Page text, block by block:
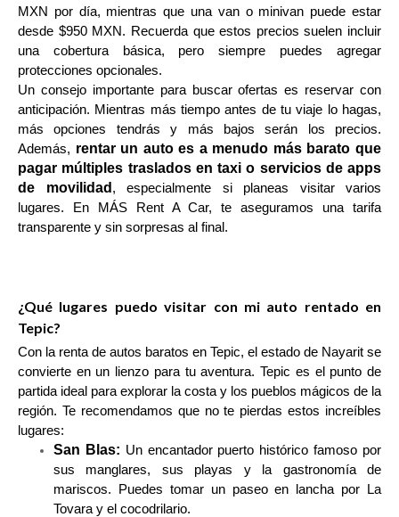
MXN por día, mientras que una van o minivan puede estar
desde $950 MXN. Recuerda que estos precios suelen incluir
una cobertura básica, pero siempre puedes agregar
protecciones opcionales.
Un consejo importante para buscar ofertas es reservar con
anticipación. Mientras más tiempo antes de tu viaje lo hagas,
más opciones tendrás y más bajos serán los precios.
Además, rentar un auto es a menudo más barato que
pagar múltiples traslados en taxi o servicios de apps
de movilidad , especialmente si planeas visitar varios
lugares. En MÁS Rent A Car, te aseguramos una tarifa
transparente y sin sorpresas al final.
¿Qué lugares puedo visitar con mi auto rentado en
Tepic?
Con la renta de autos baratos en Tepic, el estado de Nayarit se
convierte en un lienzo para tu aventura. Tepic es el punto de
partida ideal para explorar la costa y los pueblos mágicos de la
región. Te recomendamos que no te pierdas estos increíbles
lugares:
San Blas: Un encantador puerto histórico famoso por
sus manglares, sus playas y la gastronomía de
mariscos. Puedes tomar un paseo en lancha por La
Tovara y el cocodrilario.